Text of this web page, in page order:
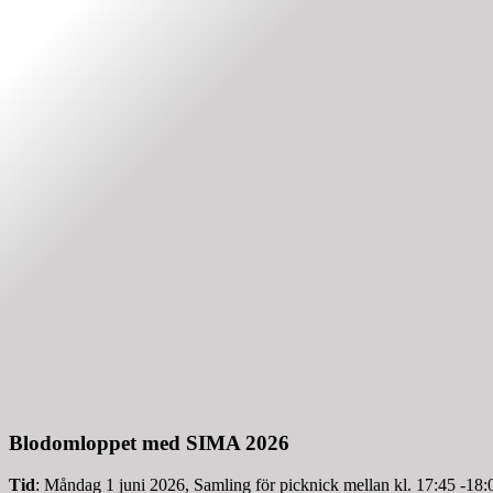
Blodomloppet med SIMA 2026
Tid: Måndag 1 juni 2026, Samling för picknick mellan kl. 17:45 -